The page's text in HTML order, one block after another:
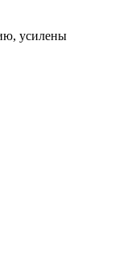
усилены